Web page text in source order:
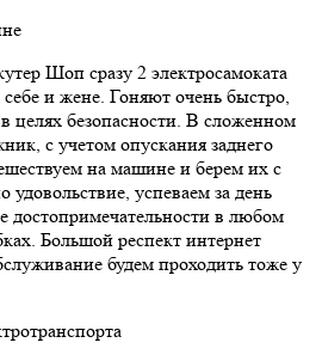
Шоп сразу 2 электросамоката
и жене. Гоняют очень быстро,
целях безопасности. В сложенном
с учетом опускания заднего
на машине и берем их с
удовольствие, успеваем за день
достопримечательности в любом
Большой респект интернет
будем проходить тоже у